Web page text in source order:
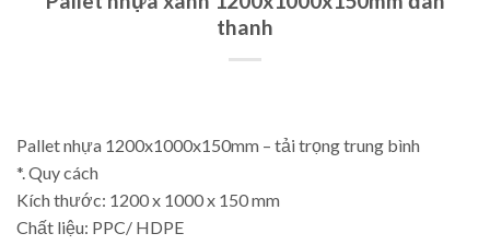
thanh
Pallet nhựa 1200x1000x150mm – tải trọng trung bình
*. Quy cách
Kích thước: 1200 x 1000 x 150 mm
Chất liệu: PPC/ HDPE